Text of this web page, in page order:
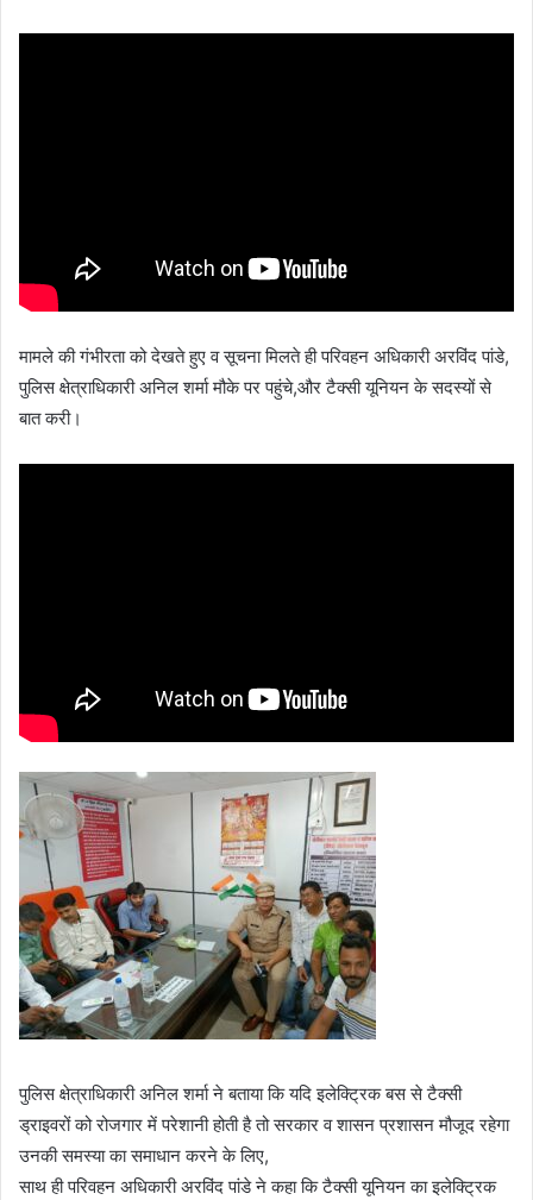
मामले की गंभीरता को देखते हुए व सूचना मिलते ही परिवहन अधिकारी अरविंद पांडे,
पुलिस क्षेत्राधिकारी अनिल शर्मा मौके पर पहुंचे,और टैक्सी यूनियन के सदस्यों से
बात करी।
पुलिस क्षेत्राधिकारी अनिल शर्मा ने बताया कि यदि इलेक्ट्रिक बस से टैक्सी
ड्राइवरों को रोजगार में परेशानी होती है तो सरकार व शासन प्रशासन मौजूद रहेगा
उनकी समस्या का समाधान करने के लिए,
साथ ही परिवहन अधिकारी अरविंद पांडे ने कहा कि टैक्सी यूनियन का इलेक्ट्रिक